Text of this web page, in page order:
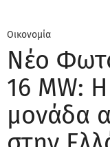
Οικονομία
Νέο
16 MW:
μονάδα